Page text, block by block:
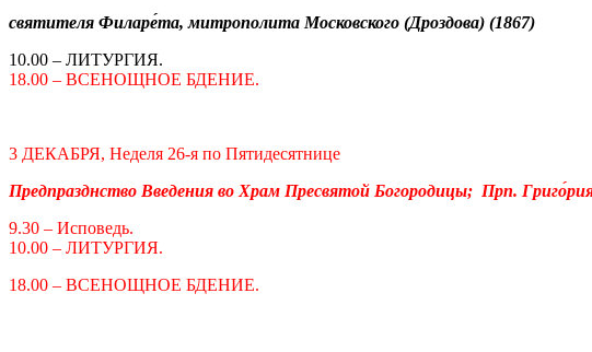
святителя Филаре́та, митрополита Московского (Дроздова) (1867)
10.00 – ЛИТУРГИЯ.
18.00 – ВСЕНОЩНОЕ БДЕНИЕ.
3 ДЕКАБРЯ, Неделя 26-я по Пятидесятнице
Предпразднство Введения во Храм Пресвятой Богородицы; Прп.
9.30 – Исповедь.
10.00 – ЛИТУРГИЯ.
18.00 – ВСЕНОЩНОЕ БДЕНИЕ.